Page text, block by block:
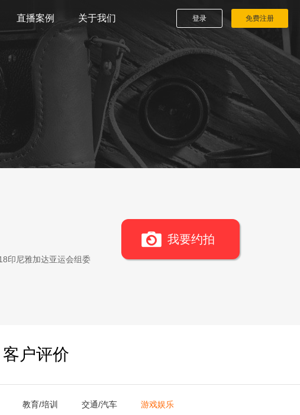
直播案例 关于我们 登录 免费注册
印尼雅加达亚运会组委
我要约拍
客户评价
教育/培训 交通/汽车 游戏娱乐